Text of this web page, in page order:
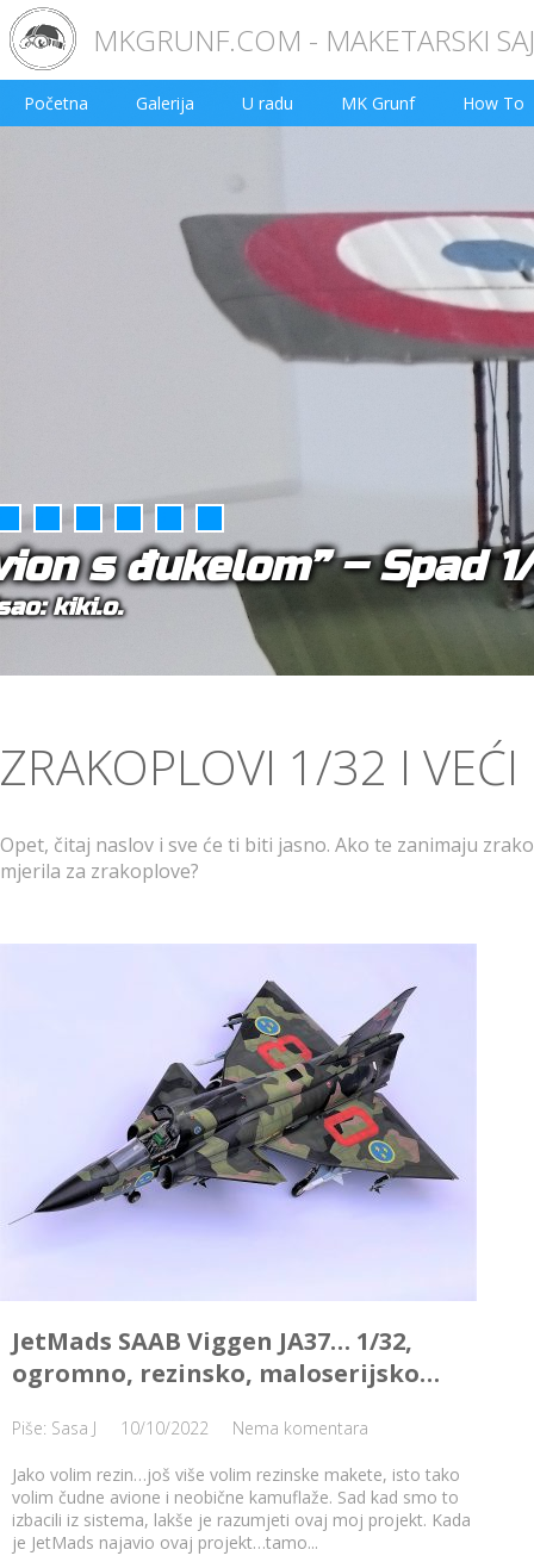
MKGRUNF.COM - MAKETARSKI
Početna Galerija U radu MK Grunf How To
s đukelom” – Spad
kiki.o.
ZRAKOPLOVI 1/32 I VEĆI
Opet, čitaj naslov i sve će ti biti jasno. Ako te zanimaju
mjerila za zrakoplove?
JetMads SAAB Viggen JA37… 1/32,
ogromno, rezinsko, maloserijsko…
Piše: Sasa J 10/10/2022 Nema komentara
Jako volim rezin…još više volim rezinske makete, isto tako
volim čudne avione i neobične kamuflaže. Sad kad smo to
izbacili iz sistema, lakše je razumjeti ovaj moj projekt. Kada
je JetMads najavio ovaj projekt…tamo...